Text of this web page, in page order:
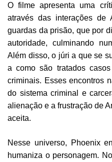
O filme apresenta uma
através das interações de
guardas da prisão, que por
autoridade, culminando
Além disso, o júri a que se
a como são tratados
criminais. Esses encontros
do sistema criminal e
alienação e a frustração de
aceita.
Nesse universo, Phoenix
humaniza o personagem.